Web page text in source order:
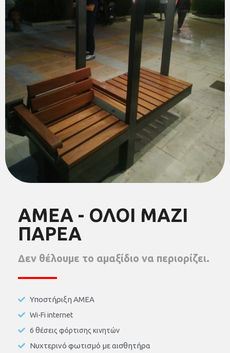
ΑΜΕΑ - ΟΛΟΙ ΜΑΖΙ
ΠΑΡΕΑ
Δεν θέλουμε το αμαξίδιο να περιορίζει.
Υποστήριξη ΑΜΕΑ
Wi-Fi internet
6 θέσεις φόρτισης κινητών
Νυχτερινό φωτισμό με αισθητήρα